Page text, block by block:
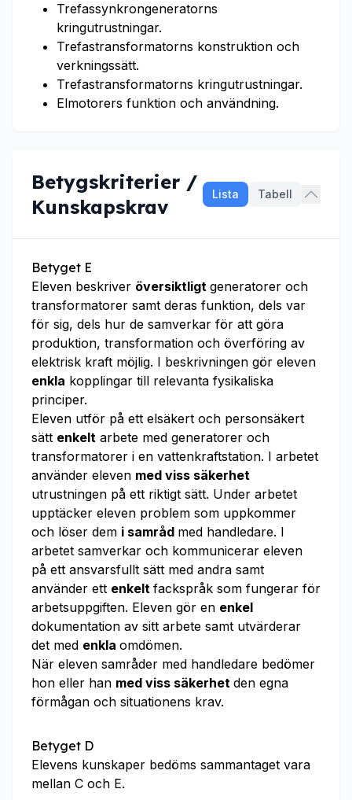
Trefassynkrongeneratorns
kringutrustningar.
Trefastransformatorns konstruktion och
verkningssätt.
Trefastransformatorns kringutrustningar.
Elmotorers funktion och användning.
Betygskriterier /
Kunskapskrav
Lista Tabell
Betyget E
Eleven beskriver översiktligt generatorer och
transformatorer samt deras funktion, dels var
för sig, dels hur de samverkar för att göra
produktion, transformation och överföring av
elektrisk kraft möjlig. I beskrivningen gör eleven
enkla kopplingar till relevanta fysikaliska
principer.
Eleven utför på ett elsäkert och personsäkert
sätt enkelt arbete med generatorer och
transformatorer i en vattenkraftstation. I arbetet
använder eleven med viss säkerhet
utrustningen på ett riktigt sätt. Under arbetet
upptäcker eleven problem som uppkommer
och löser dem i samråd med handledare. I
arbetet samverkar och kommunicerar eleven
på ett ansvarsfullt sätt med andra samt
använder ett enkelt fackspråk som fungerar för
arbetsuppgiften. Eleven gör en enkel
dokumentation av sitt arbete samt utvärderar
det med enkla omdömen.
När eleven samråder med handledare bedömer
hon eller han med viss säkerhet den egna
förmågan och situationens krav.
Betyget D
Elevens kunskaper bedöms sammantaget vara
mellan C och E.